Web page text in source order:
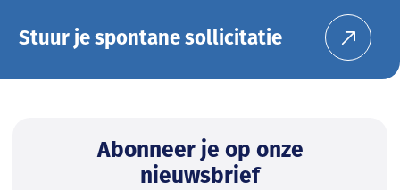
Stuur je spontane sollicitatie
Abonneer je op onze
nieuwsbrief